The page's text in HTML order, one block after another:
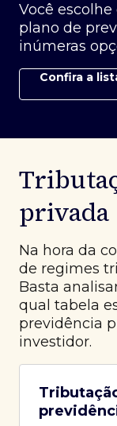
Você
plano de
inúmeras
Confira a
privada
Na hora da
de regimes
Basta
qual tabela
previdência
investidor.